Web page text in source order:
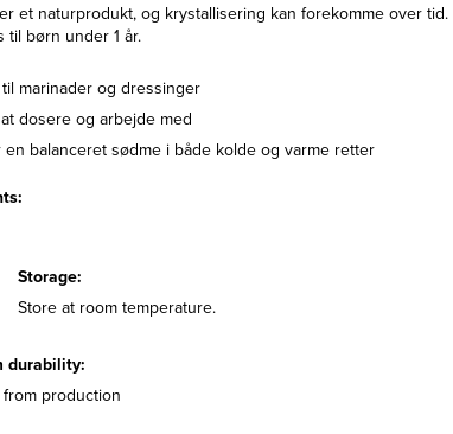
et naturprodukt, og krystallisering kan forekomme over
til børn under 1 år.
marinader og dressinger
dosere og arbejde med
en balanceret sødme i både kolde og varme retter
Storage:
Store at room temperature.
durability:
production